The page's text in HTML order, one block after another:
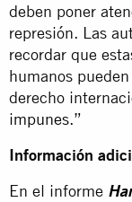
deben poner
represión. Las
recordar que
humanos
derecho
impunes.”
Información
En el informe